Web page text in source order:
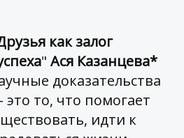
как залог
" Ася Казанцева*
доказательства
это то, что помогает
идти к